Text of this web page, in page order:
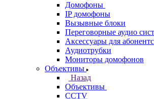
Домофоны
IP домофоны
Вызывные блоки
Переговорные аудио
Аксессуары для
Аудиотрубки
Мониторы домофонов
Объективы
Назад
Объективы
CCTV